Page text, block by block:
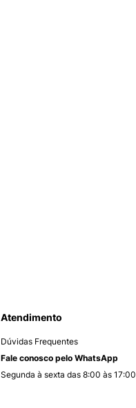
Atendimento
Dúvidas Frequentes
Fale conosco pelo WhatsApp
Segunda à sexta das 8:00 às 17:00